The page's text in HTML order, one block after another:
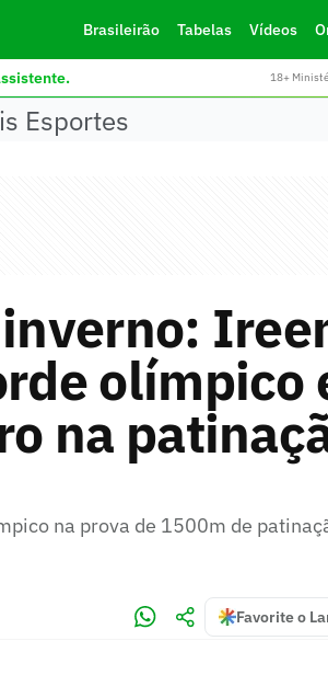
Brasileirão Tabelas Vídeos
18+
Esportes
olímpico
na
na prova de 1500m de
Favorite o